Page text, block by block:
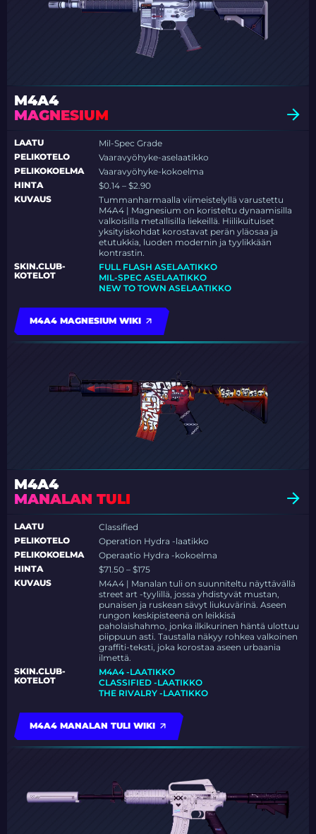
M4A4
MAGNESIUM
LAATU
Mil-Spec Grade
PELIKOTELO
Vaaravyöhyke-aselaatikko
PELIKOKOELMA
Vaaravyöhyke-kokoelma
HINTA
$0.14 – $2.90
KUVAUS
Tummanharmaalla viimeistelyllä varustettu
M4A4 | Magnesium on koristeltu dynaamisilla
valkoisilla metallisilla liekeillä. Hiilikuituiset
yksityiskohdat korostavat perän yläosaa ja
etutukkia, luoden modernin ja tyylikkään
kontrastin.
SKIN.CLUB-
KOTELOT
FULL FLASH ASELAATIKKO
MIL-SPEC ASELAATIKKO
NEW TO TOWN ASELAATIKKO
M4A4 MAGNESIUM WIKI
M4A4
MANALAN TULI
LAATU
Classified
PELIKOTELO
Operation Hydra -laatikko
PELIKOKOELMA
Operaatio Hydra -kokoelma
HINTA
$71.50 – $175
KUVAUS
M4A4 | Manalan tuli on suunniteltu näyttävällä
street art -tyylillä, jossa yhdistyvät mustan,
punaisen ja ruskean sävyt liukuvärinä. Aseen
rungon keskipisteenä on leikkisä
paholaishahmo, jonka ilkikurinen häntä ulottuu
piippuun asti. Taustalla näkyy rohkea valkoinen
graffiti-teksti, joka korostaa aseen urbaania
ilmettä.
SKIN.CLUB-
KOTELOT
M4A4 -LAATIKKO
CLASSIFIED -LAATIKKO
THE RIVALRY -LAATIKKO
M4A4 MANALAN TULI WIKI